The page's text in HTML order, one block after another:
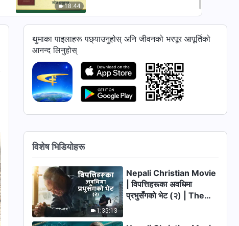
18:44
14:38
सुस्केरा”
परमेश्‍वरको वचन | “परमेश्‍वरले चुन्‍नुभएका
मानिसहरूले राज्यको युगमा पालन गर्नैपर्ने
दश प्रशासनिक आदेश”
18:22
परमेश्‍वरको वचन | “परमेश्‍वर देखा
26:32
परमेश्‍वरको वचन | “परमेश्‍वरले सबै
मानवजातिको नियतिमाथि नेतृत्व गर्नुहुन्छ”
थुमाका पाइलाहरू पछ्याउनुहोस् अनि जीवनको भरपूर आपूर्तिको
आनन्द लिनुहोस्
विशेष भिडियोहरू
1:35:13
Nepali Christian Movie
| विपत्तिहरूका अवधिमा
प्रभुसँगको भेट (२) | The